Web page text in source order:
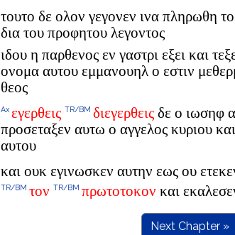
τουτο δε ολον γεγονεν ινα πληρωθη
δια του προφητου λεγοντος
ιδου η παρθενος εν γαστρι εξει και
ονομα αυτου εμμανουηλ ο εστιν
θεος
Ax εγερθεις TR/BM διεγερθεις δε ο ιωσηφ
προσεταξεν αυτω ο αγγελος κυριου
αυτου
και ουκ εγινωσκεν αυτην εως ου
TR/BM τον TR/BM πρωτοτοκον και
Next Chapter »